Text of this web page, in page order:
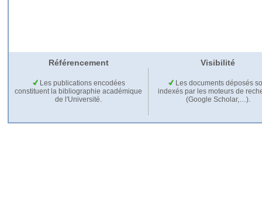
Référencement Visibilité
Les publications encodées
constituent la bibliographie académique
de l'Université.
Les documents déposés
indexés par les moteurs de
(Google Scholar,…).